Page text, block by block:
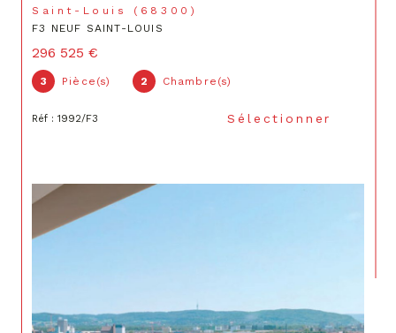
Saint-Louis (68300)
F3 NEUF SAINT-LOUIS
296 525 €
3 Pièce(s) 2 Chambre(s)
Réf : 1992/F3 Sélectionner